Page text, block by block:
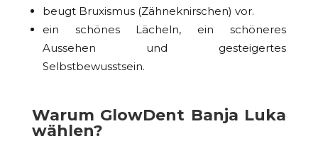
beugt Bruxismus (Zähneknirschen) vor.
ein schönes Lächeln, ein schöneres
Aussehen und gesteigertes
Selbstbewusstsein.
Warum GlowDent Banja Luka
wählen?